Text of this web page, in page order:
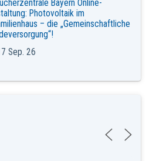
Bayern Online-
Photovoltaik im
– die „Gemeinschaftliche
Sep. 26